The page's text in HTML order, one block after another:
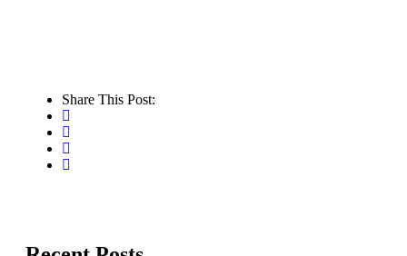
Share This Post: